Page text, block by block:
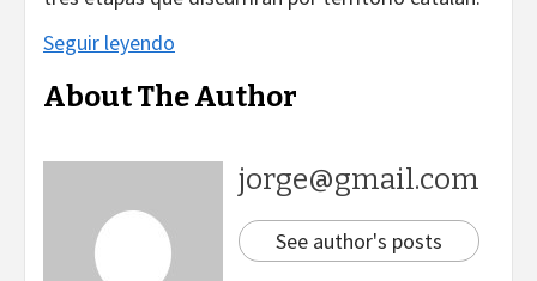
Seguir leyendo
About The Author
jorge@gmail.com
See author's posts